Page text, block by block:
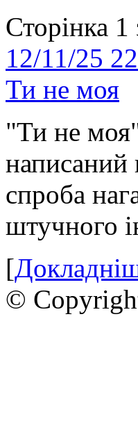
Сторінка 1
12/11/25
Ти не моя
"Ти не
написаний
спроба
штучного
[
©